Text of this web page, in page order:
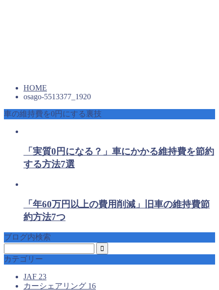
HOME
osago-5513377_1920
車の維持費を0円にする裏技
「実質0円になる？」車にかかる維持費を節約
する方法7選
「年60万円以上の費用削減」旧車の維持費節
約方法7つ
ブログ内検索
カテゴリー
JAF 23
カーシェアリング 16